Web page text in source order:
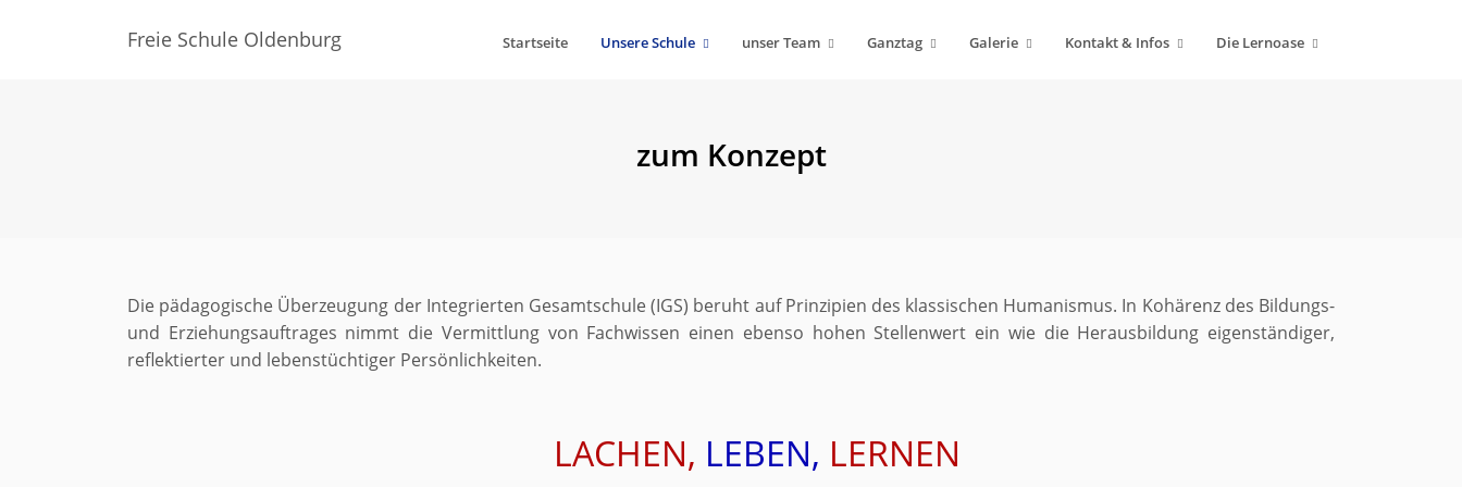
Freie Schule Oldenburg Startseite Unsere Schule unser Team Ganztag Galerie Kontakt & Infos Die Lernoase
zum Konzept
Die pädagogische Überzeugung der Integrierten Gesamtschule (IGS) beruht auf Prinzipien des klassischen Humanismus. In Kohärenz des Bildungs-
und Erziehungsauftrages nimmt die Vermittlung von Fachwissen einen ebenso hohen Stellenwert ein wie die Herausbildung eigenständiger,
reflektierter und lebenstüchtiger Persönlichkeiten.
LACHEN, LEBEN, LERNEN